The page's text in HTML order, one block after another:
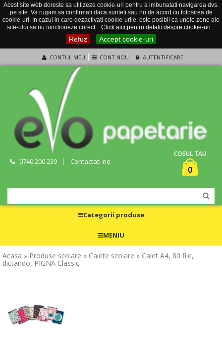
Acest site web doreste sa utilizeze cookie-uri pentru a imbunatati navigarea dvs.
pe site. Va rugam sa confirmati daca sunteti sau nu de acord cu folosirea de
cookie-uri. In cazul in care dezactivati cookie-urile, este posibil ca unele zone ale
site-ului sa nu functioneze corect.
Click aici pentru detalii despre cookie-uri.
Refuz Accept cookie-uri
CONTUL MEU CONT NOU AUTENTIFICARE
0740.200.239 Contactati-ne
COSUL TAU
0
Categorii produse
MENIU
Acasa » Produse scolare » Caiete scolare » Caiet A4, 80 file,
dictando, PIGNA Classic